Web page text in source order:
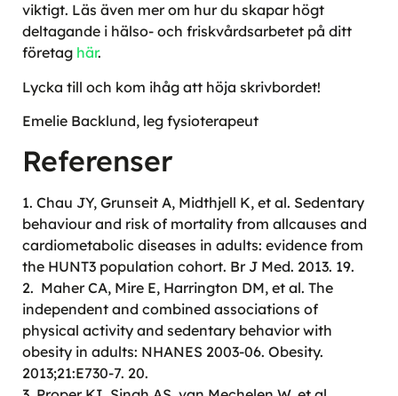
viktigt. Läs även mer om hur du skapar högt
deltagande i hälso- och friskvårdsarbetet på ditt
företag här.
Lycka till och kom ihåg att höja skrivbordet!
Emelie Backlund, leg fysioterapeut
Referenser
1. Chau JY, Grunseit A, Midthjell K, et al. Sedentary
behaviour and risk of mortality from allcauses and
cardiometabolic diseases in adults: evidence from
the HUNT3 population cohort. Br J Med. 2013. 19.
2. Maher CA, Mire E, Harrington DM, et al. The
independent and combined associations of
physical activity and sedentary behavior with
obesity in adults: NHANES 2003-06. Obesity.
2013;21:E730-7. 20.